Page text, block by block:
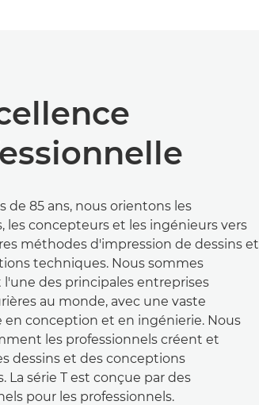
de 85 ans, nous orientons les
les concepteurs et les ingénieurs vers
méthodes d'impression de dessins et
techniques. Nous sommes
des principales entreprises
au monde, avec une vaste
en conception et en ingénierie. Nous
les professionnels créent et
dessins et des conceptions
La série T est conçue par des
pour les professionnels.